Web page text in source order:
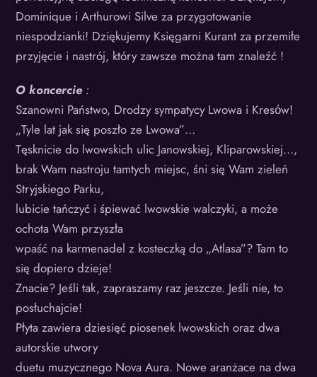
Dominique i Arthurowi Silve za przygotowanie
niespodzianki! Dziękujemy Księgarni Kurant za przemiłe
przyjęcie i nastrój, który zawsze można tam znaleźć !
O koncercie :
Szanowni Państwo, Drodzy sympatycy Lwowa i Kresόw!
„Tyle lat jak się poszło ze Lwowa”…
Tęsknicie do lwowskich ulic Janowskiej, Kliparowskiej…,
brak Wam nastroju tamtych miejsc, śni się Wam zieleń
Stryjskiego Parku,
lubicie tańczyć i śpiewać lwowskie walczyki, a może
ochota Wam przyszła
wpaść na karmenadel z kosteczką do „Atlasa”? Tam to
się dopiero dzieje!
Znacie? Jeśli tak, zapraszamy raz jeszcze. Jeśli nie, to
posłuchajcie!
Płyta zawiera dziesięć piosenek lwowskich oraz dwa
autorskie utwory
duetu muzycznego Nova Aura. Nowe aranżace na dwa